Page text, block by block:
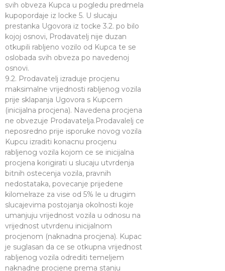
svih obveza Kupca u pogledu predmela
kupopordaje iz locke 5. U slucaju
prestanka Ugovora iz tocke 3.2. po bilo
kojoj osnovi, Prodavatelj nije duzan
otkupili rabljeno vozilo od Kupca te se
oslobada svih obveza po navedenoj
osnovi.
9.2. Prodavatelj izraduje procjenu
maksimalne vrijednosti rabljenog vozila
prije sklapanja Ugovora s Kupcem
(inicijalna procjena). Navedena procjena
ne obvezuje Prodavatelja.Prodavalelj ce
neposredno prije isporuke novog vozila
Kupcu izraditi konacnu procjenu
rabljenog vozila kojom ce se inicijalna
procjena korigirati u slucaju utvrdenja
bitnih ostecenja vozila, pravnih
nedostataka, povecanje prijedene
kilomelraze za vise od 5% le u drugim
slucajevima postojanja okolnosti koje
umanjuju vrijednost vozila u odnosu na
vrijednost utvrdenu inicijalnom
procjenom (naknadna procjena). Kupac
je suglasan da ce se otkupna vrijednost
rabljenog vozila odrediti temeljem
naknadne procjene prema stanju